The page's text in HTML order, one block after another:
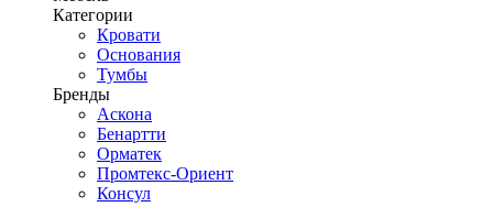
Категории
Кровати
Основания
Тумбы
Бренды
Аскона
Бенартти
Орматек
Промтекс-Ориент
Консул